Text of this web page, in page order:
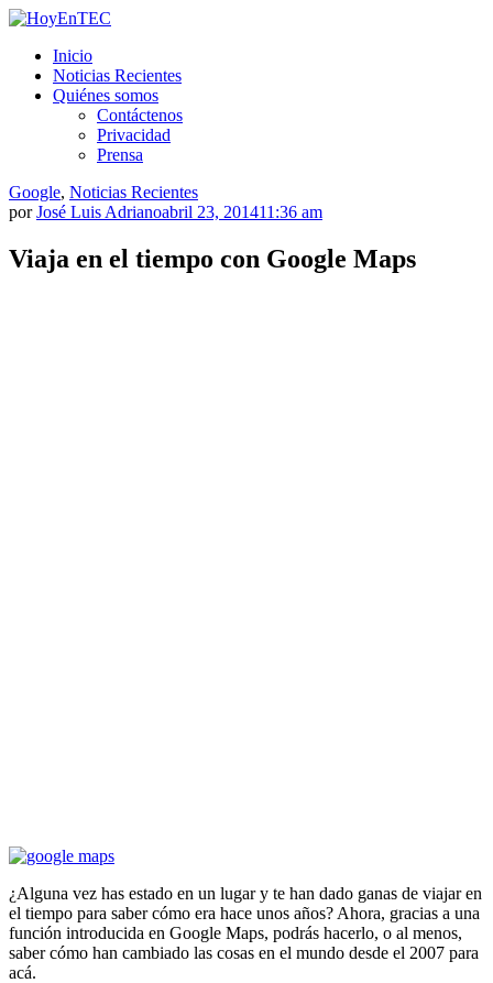
Saltar
contenido.
Inicio
Noticias Recientes
Quiénes somos
Contáctenos
Privacidad
Prensa
Google, Noticias Recientes
porJosé Luis Adrianoabril 23, 201411:36 am
Viaja en el tiempo con Google Maps
¿Alguna vez has estado en un lugar y te han dado ganas de viajar en
el tiempo para saber cómo era hace unos años? Ahora, gracias a una
función introducida en Google Maps, podrás hacerlo, o al menos,
saber cómo han cambiado las cosas en el mundo desde el 2007 para
acá.